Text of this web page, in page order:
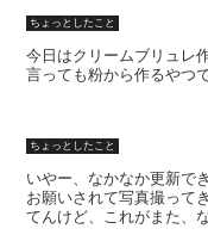
ちょっとしたこと
今日はクリームブリュレ
言っても粉から作るやつ
ちょっとしたこと
いやー、なかなか更新で
お願いされて写真撮って
てんけど、これがまた、